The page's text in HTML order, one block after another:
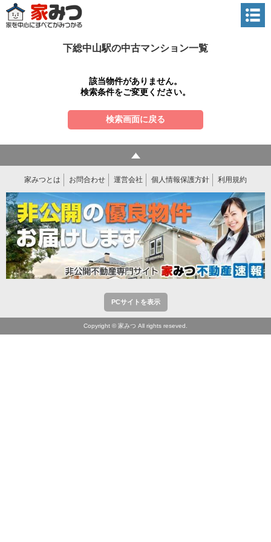
下総中山駅の中古マンション一覧
該当物件がありません。
検索条件をご変更ください。
検索画面に戻る
家みつとは お問合わせ 運営会社 個人情報保護方針 利用規約
PCサイトを表示
Copyright © 家みつ All rights reseved.